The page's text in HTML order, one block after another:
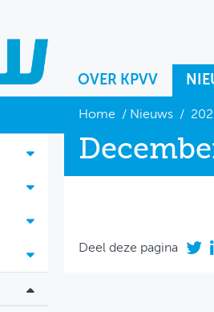
OVER KPVV
Home / Nieuws/
Deel deze pagina